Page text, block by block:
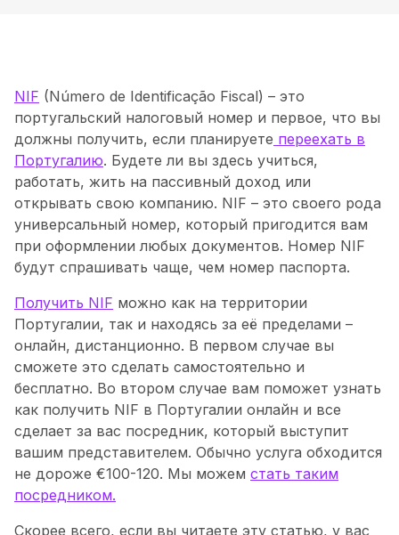
NIF (Número de Identificação Fiscal) – это
португальский налоговый номер и первое, что вы
должны получить, если планируете переехать в
Португалию. Будете ли вы здесь учиться,
работать, жить на пассивный доход или
открывать свою компанию. NIF – это своего рода
универсальный номер, который пригодится вам
при оформлении любых документов. Номер NIF
будут спрашивать чаще, чем номер паспорта.
‍Получить NIF можно как на территории
Португалии, так и находясь за её пределами –
онлайн, дистанционно. В первом случае вы
сможете это сделать самостоятельно и
бесплатно. Во втором случае вам поможет узнать
как получить NIF в Португалии онлайн и все
сделает за вас посредник, который выступит
вашим представителем. Обычно услуга обходится
не дороже €100-120. Мы можем стать таким
посредником.
Скорее всего, если вы читаете эту статью, у вас